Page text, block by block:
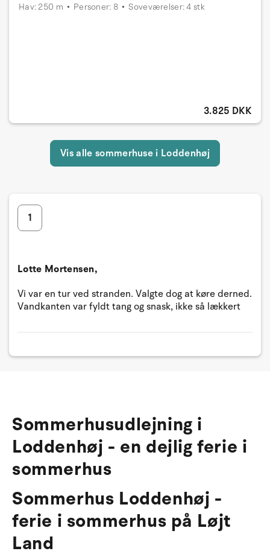
Hav: 250 m
Personer: 8 Soveværelser: 4 stk
3.825 DKK
Vis alle sommerhuse i Loddenhøj
1
Lotte Mortensen,
Vi var en tur ved stranden. Valgte dog at køre derned.
Vandkanten var fyldt tang og snask, ikke så lækkert
Sommerhusudlejning i
Loddenhøj - en dejlig ferie i
sommerhus
Sommerhus Loddenhøj -
ferie i sommerhus på Løjt
Land